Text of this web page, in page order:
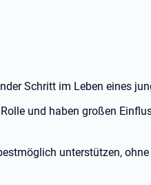
Schritt im Leben eines
und haben großen
unterstützen,